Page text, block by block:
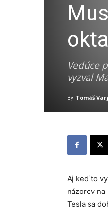
Vedúce
vyzval
By Tomáš
Aj keď to
názorov
Tesla sa